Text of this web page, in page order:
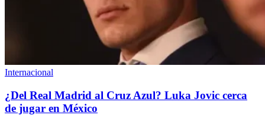
Internacional
¿Del Real Madrid al Cruz Azul? Luka Jovic cerca
de jugar en México